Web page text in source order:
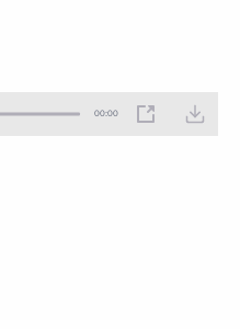
00:00